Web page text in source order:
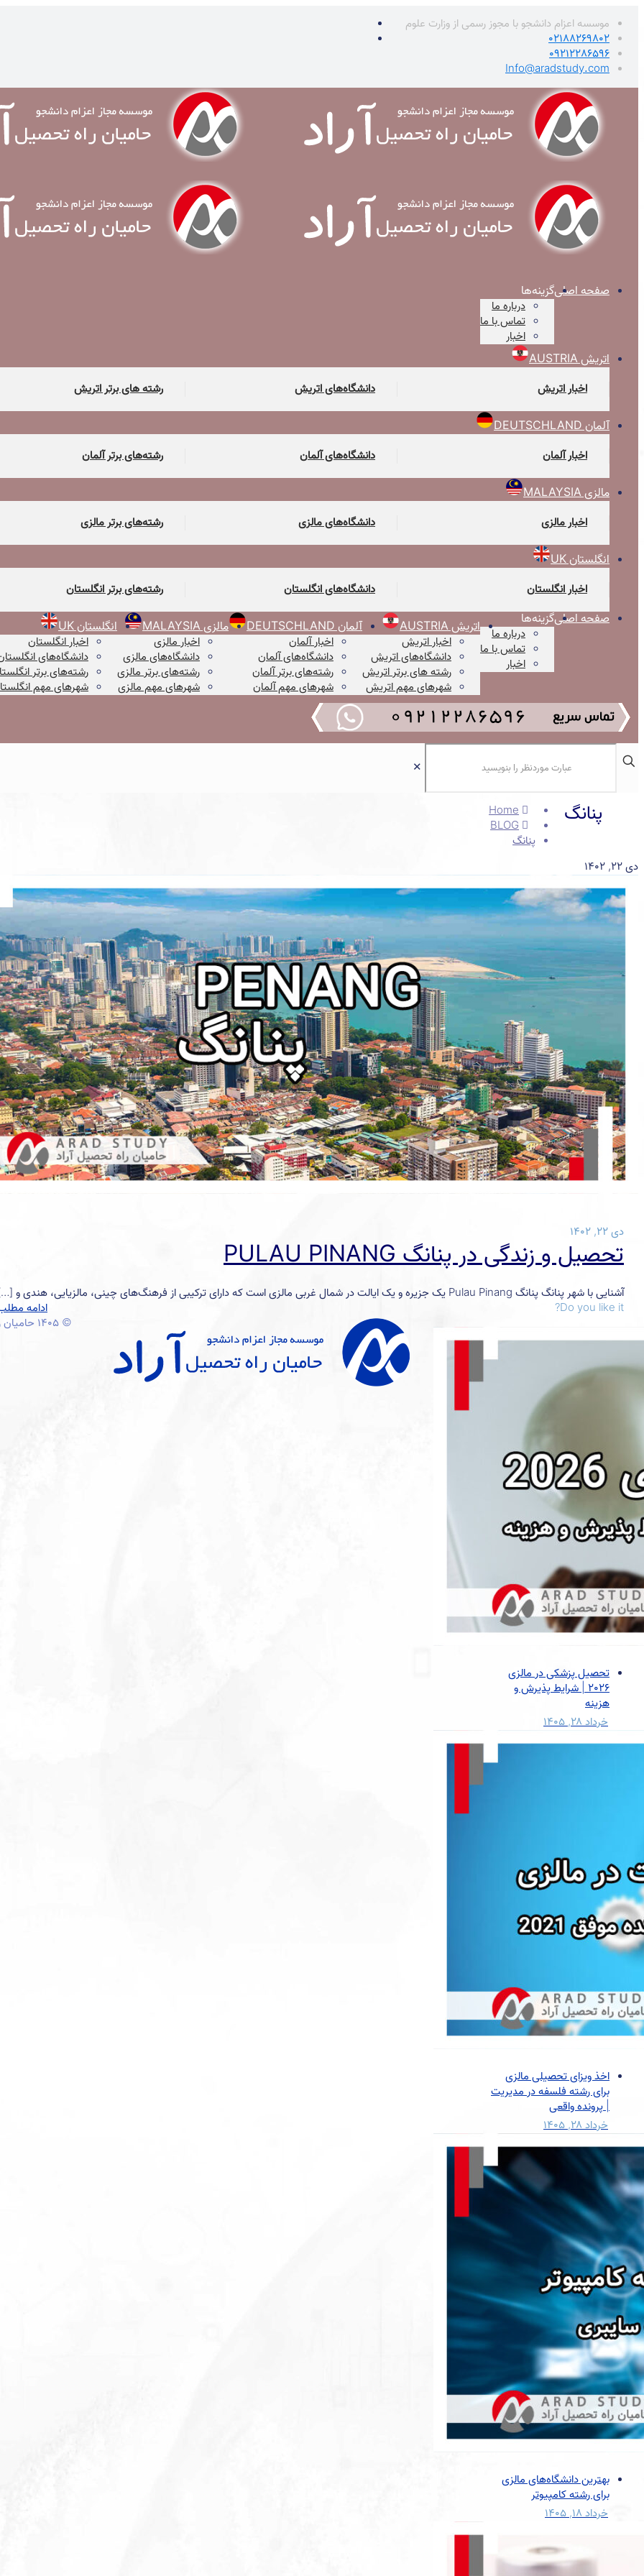
موسسه اعزام دانشجو با مجوز رسمی از وزارت علوم
02188269802
09212286596
Info@aradstudy.com
صفحه اصلیگزینه‌ها
درباره ما
تماس با ما
اخبار
اتریش AUSTRIA
اخبار اتریش دانشگاه‌های اتریش رشته های برتر اتریش
آلمان DEUTSCHLAND
اخبار آلمان دانشگاه‌های آلمان رشته‌های برتر آلمان
مالزی MALAYSIA
اخبار مالزی دانشگاه‌های مالزی رشته‌های برتر مالزی
انگلستان UK
اخبار انگلستان دانشگاه‌های انگلستان رشته‌های برتر انگلستان
صفحه اصلیگزینه‌ها
درباره ما
تماس با ما
اخبار
اتریش AUSTRIA
اخبار اتریش
دانشگاه‌های اتریش
رشته های برتر اتریش
شهرهای مهم اتریش
آلمان DEUTSCHLAND
اخبار آلمان
دانشگاه‌های آلمان
رشته‌های برتر آلمان
شهرهای مهم آلمان
مالزی MALAYSIA
اخبار مالزی
دانشگاه‌های مالزی
رشته‌های برتر مالزی
شهرهای مهم مالزی
انگلستان UK
اخبار انگلستان
دانشگاه‌های
رشته‌های برتر
شهرهای مهم
✕
پنانگ
Home
BLOG
پنانگ
دی ۲۲, ۱۴۰۲
دی ۲۲, ۱۴۰۲
تحصیل و زندگی در پنانگ PULAU PINANG
آشنایی با شهر پنانگ پنانگ Pulau Pinang یک جزیره و یک ایالت در شمال غربی مالزی است که دارای ترکیبی از فرهنگ‌های چینی، مالزیایی، هندی و
Do you like it?
ادامه
تحصیل پزشکی در مالزی
2026 | شرایط پذیرش و
هزینه
خرداد ۲۸, ۱۴۰۵
اخذ ویزای تحصیلی مالزی
برای رشته فلسفه در مدیریت
| پرونده واقعی
خرداد ۲۸, ۱۴۰۵
بهترین دانشگاه‌های مالزی
برای رشته کامپیوتر
خرداد ۱۸, ۱۴۰۵
© ۱۴۰۵ حامیان راه تحصیل آراد. پشتیبانی از